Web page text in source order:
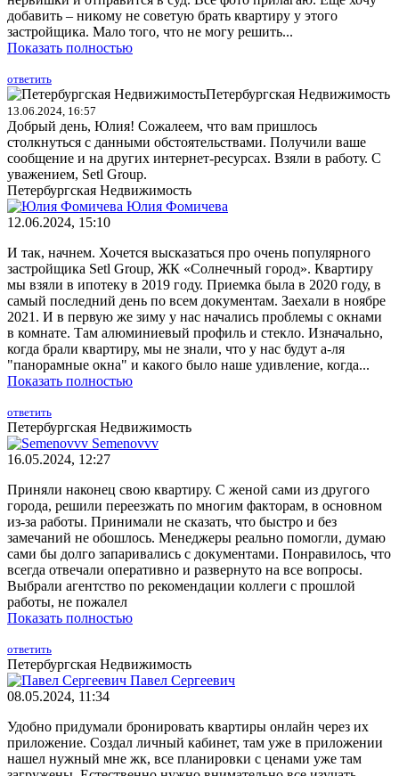
добавить – никому не советую брать квартиру у этого
застройщика. Мало того, что не могу решить...
Показать полностью
ответить
Петербургская Недвижимость
13.06.2024, 16:57
Добрый день, Юлия! Сожалеем, что вам пришлось
столкнуться с данными обстоятельствами. Получили ваше
сообщение и на других интернет-ресурсах. Взяли в работу. С
уважением, Setl Group.
Петербургская Недвижимость
Юлия Фомичева
12.06.2024, 15:10
И так, начнем. Хочется высказаться про очень популярного
застройщика Setl Group, ЖК «Солнечный город». Квартиру
мы взяли в ипотеку в 2019 году. Приемка была в 2020 году, в
самый последний день по всем документам. Заехали в ноябре
2021. И в первую же зиму у нас начались проблемы с окнами
в комнате. Там алюминиевый профиль и стекло. Изначально,
когда брали квартиру, мы не знали, что у нас будут а-ля
"панорамные окна" и какого было наше удивление, когда...
Показать полностью
ответить
Петербургская Недвижимость
Semenovvv
16.05.2024, 12:27
Приняли наконец свою квартиру. С женой сами из другого
города, решили переезжать по многим факторам, в основном
из-за работы. Принимали не сказать, что быстро и без
замечаний не обошлось. Менеджеры реально помогли, думаю
сами бы долго запаривались с документами. Понравилось, что
всегда отвечали оперативно и развернуто на все вопросы.
Выбрали агентство по рекомендации коллеги с прошлой
работы, не пожалел
Показать полностью
ответить
Петербургская Недвижимость
Павел Сергеевич
08.05.2024, 11:34
Удобно придумали бронировать квартиры онлайн через их
приложение. Создал личный кабинет, там уже в приложении
нашел нужный мне жк, все планировки с ценами уже там